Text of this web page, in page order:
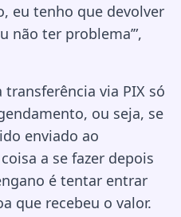
eu tenho que devolver
não ter problema’”,
via PIX só
ou seja, se
enviado ao
a se fazer depois
é tentar entrar
que recebeu o valor.